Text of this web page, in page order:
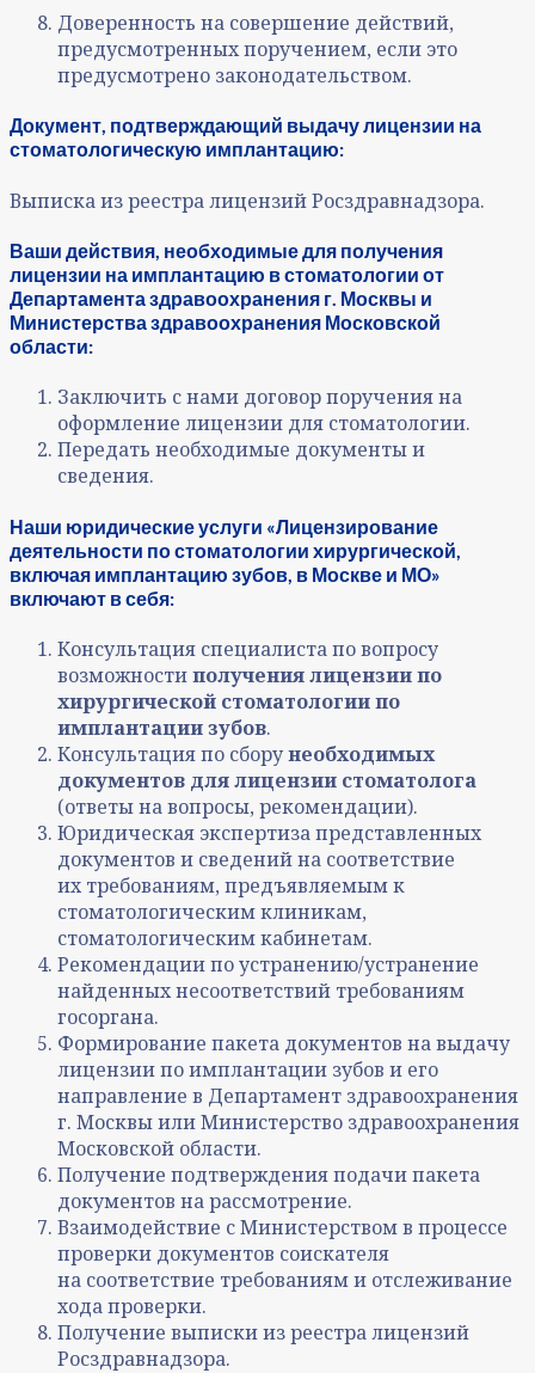
Доверенность на совершение действий,
предусмотренных поручением, если это
предусмотрено законодательством.
Документ, подтверждающий выдачу лицензии на
стоматологическую имплантацию:
Выписка из реестра лицензий Росздравнадзора.
Ваши действия, необходимые для получения
лицензии на имплантацию в стоматологии от
Департамента здравоохранения г. Москвы и
Министерства здравоохранения Московской
области:
Заключить с нами договор поручения на
оформление лицензии для стоматологии.
Передать необходимые документы и
сведения.
Наши юридические услуги «Лицензирование
деятельности по стоматологии хирургической,
включая имплантацию зубов, в Москве и МО»
включают в себя:
Консультация специалиста по вопросу
возможностиполучения лицензии по
хирургической стоматологии по
имплантации зубов.
Консультация по сборунеобходимых
документов для лицензии стоматолога
(ответы на вопросы, рекомендации).
Юридическая экспертиза представленных
документов и сведений на соответствие
их требованиям, предъявляемым к
стоматологическим клиникам,
стоматологическим кабинетам.
Рекомендации по устранению/устранение
найденных несоответствий требованиям
госоргана.
Формирование пакета документов на выдачу
лицензии по имплантации зубов и его
направление в Департамент здравоохранения
г. Москвы или Министерство здравоохранения
Московской области.
Получение подтверждения подачи пакета
документов на рассмотрение.
Взаимодействие с Министерством в процессе
проверки документов соискателя
на соответствие требованиям и отслеживание
хода проверки.
Получение выписки из реестра лицензий
Росздравнадзора.